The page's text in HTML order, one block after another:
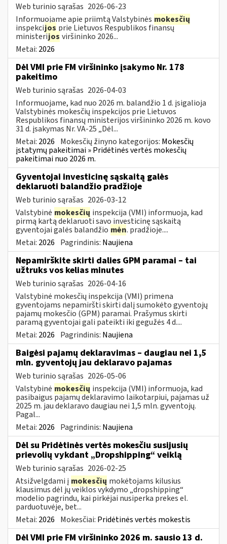
Web turinio sąrašas 2026-06-23
Informuojame apie priimtą Valstybinės mokesčių
inspekcijos prie Lietuvos Respublikos finansų
ministerijos viršininko 2026...
Metai: 2026
Dėl VMI prie FM viršininko įsakymo Nr. 178
pakeitimo
Web turinio sąrašas 2026-04-03
Informuojame, kad nuo 2026 m. balandžio 1 d. įsigalioja
Valstybinės mokesčių inspekcijos prie Lietuvos
Respublikos finansų ministerijos viršininko 2026 m. kovo
31 d. įsakymas Nr. VA-25 „Dėl...
Metai: 2026 Mokesčių žinyno kategorijos: Mokesčių
įstatymų pakeitimai » Pridėtinės vertės mokesčių
pakeitimai nuo 2026 m.
Gyventojai investicinę sąskaitą galės
deklaruoti balandžio pradžioje
Web turinio sąrašas 2026-03-12
Valstybinė mokesčių inspekcija (VMI) informuoja, kad
pirmą kartą deklaruoti savo investicinę sąskaitą
gyventojai galės balandžio mėn. pradžioje....
Metai: 2026 Pagrindinis: Naujiena
Nepamirškite skirti dalies GPM paramai – tai
užtruks vos kelias minutes
Web turinio sąrašas 2026-04-16
Valstybinė mokesčių inspekcija (VMI) primena
gyventojams nepamiršti skirti dalį sumokėto gyventojų
pajamų mokesčio (GPM) paramai. Prašymus skirti
paramą gyventojai gali pateikti iki gegužės 4 d....
Metai: 2026 Pagrindinis: Naujiena
Baigėsi pajamų deklaravimas – daugiau nei 1,5
mln. gyventojų jau deklaravo pajamas
Web turinio sąrašas 2026-05-06
Valstybinė mokesčių inspekcija (VMI) informuoja, kad
pasibaigus pajamų deklaravimo laikotarpiui, pajamas už
2025 m. jau deklaravo daugiau nei 1,5 mln. gyventojų.
Pagal...
Metai: 2026 Pagrindinis: Naujiena
Dėl su Pridėtinės vertės mokesčiu susijusių
prievolių vykdant „Dropshipping“ veiklą
Web turinio sąrašas 2026-02-25
Atsižvelgdami į mokesčių mokėtojams kilusius
klausimus dėl jų veiklos vykdymo „dropshipping“
modelio pagrindu, kai pirkėjai nusiperka prekes el.
parduotuvėje, bet...
Metai: 2026 Mokesčiai: Pridėtinės vertės mokestis
Dėl VMI prie FM viršininko 2026 m. sausio 13 d.